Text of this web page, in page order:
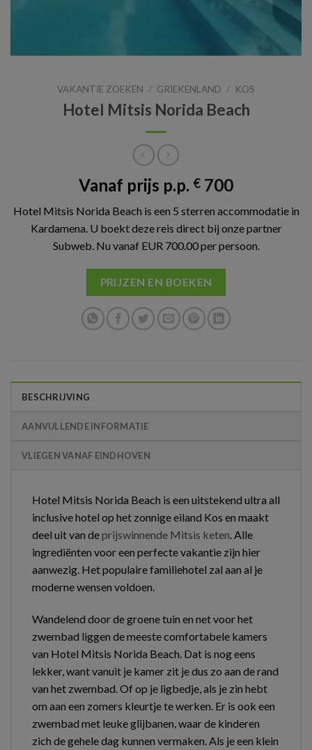
VAKANTIE ZOEKEN / GRIEKENLAND / KOS
Hotel Mitsis Norida Beach
Vanaf prijs p.p. € 700
Hotel Mitsis Norida Beach is een 5 sterren accommodatie in
Kardamena. U boekt deze reis direct bij onze partner
Subweb. Nu vanaf EUR 700.00 per persoon.
PRIJZEN EN BOEKEN
BESCHRIJVING
AANVULLENDE INFORMATIE
VLIEGEN VANAF EINDHOVEN
Hotel Mitsis Norida Beach is een uitstekend ultra all
inclusive hotel op het zonnige eiland Kos en maakt
deel uit van deprijswinnende Mitsis keten. Alle
ingrediënten voor een perfecte vakantie zijn hier
aanwezig. Het populaire familiehotel zal aan al je
moderne wensen voldoen.
Wandelend door de groene tuin en net voor het
zwembad liggen de meeste comfortabele kamers
van Hotel Mitsis Norida Beach. Dat is nog eens
lekker, want vanuit je kamer zit je dus zo aan de rand
van het zwembad. Of op je ligbedje, als je zin hebt
om aan een zomers kleurtje te werken. Er is ook een
zwembad met leuke glijbanen, waar de kinderen
zich de gehele dag kunnen vermaken. Als je een klein